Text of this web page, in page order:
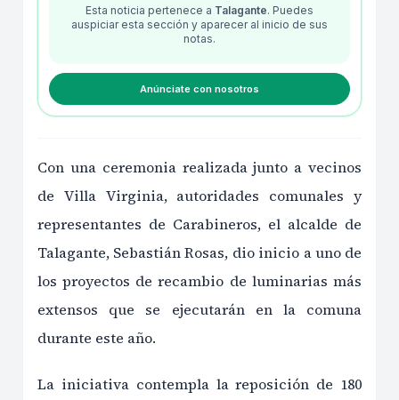
Esta noticia pertenece a Talagante. Puedes
auspiciar esta sección y aparecer al inicio de sus
notas.
Anúnciate con nosotros
Con una ceremonia realizada junto a vecinos
de Villa Virginia, autoridades comunales y
representantes de Carabineros, el alcalde de
Talagante, Sebastián Rosas, dio inicio a uno de
los proyectos de recambio de luminarias más
extensos que se ejecutarán en la comuna
durante este año.
La iniciativa contempla la reposición de 180